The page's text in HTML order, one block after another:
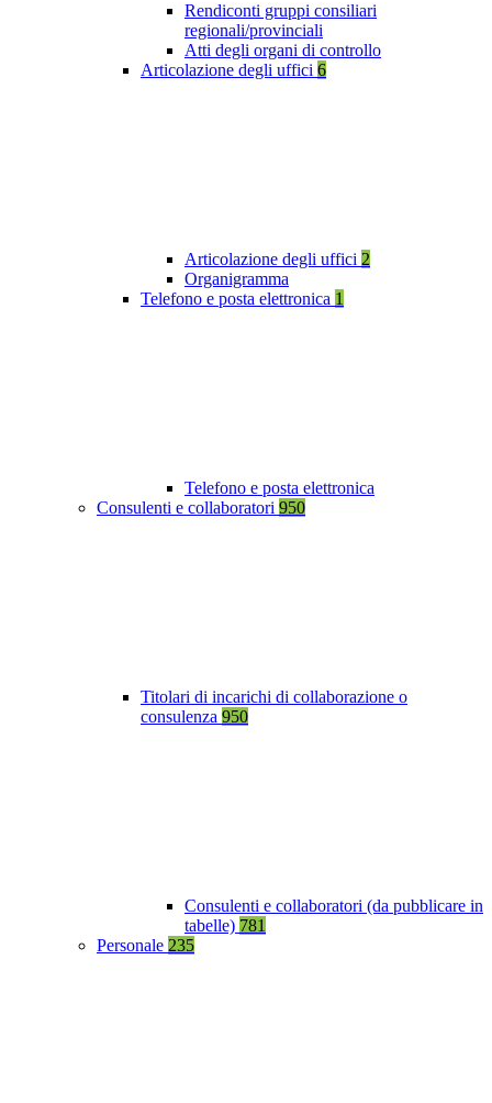
Rendiconti gruppi consiliari
regionali/provinciali
Atti degli organi di controllo
Articolazione degli uffici 6
Articolazione degli uffici 2
Organigramma
Telefono e posta elettronica 1
Telefono e posta elettronica
Consulenti e collaboratori 950
Titolari di incarichi di collaborazione o
consulenza 950
Consulenti e collaboratori (da pubblicare in
tabelle) 781
Personale 235